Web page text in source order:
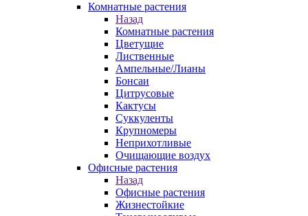
Комнатные растения
Назад
Комнатные растения
Цветущие
Лиственные
Ампельные/Лианы
Бонсаи
Цитрусовые
Кактусы
Суккуленты
Крупномеры
Неприхотливые
Очищающие воздух
Офисные растения
Назад
Офисные растения
Жизнестойкие